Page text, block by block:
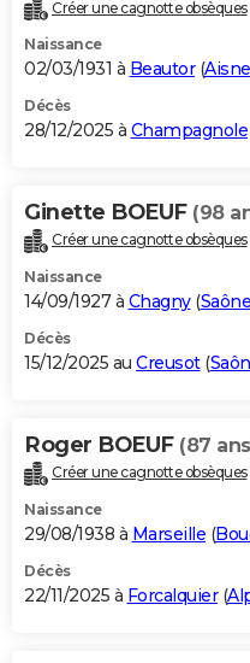
Créer une cagnotte obsèques
Naissance
02/03/1931 à Beautor(Aisne
Décès
28/12/2025 à Champagnole
Ginette BOEUF (98
Créer une cagnotte obsèques
Naissance
14/09/1927 à Chagny(
Décès
15/12/2025 au Creusot(
Roger BOEUF (87
Créer une cagnotte obsèques
Naissance
29/08/1938 à Marseille (
Décès
22/11/2025 à Forcalquier(